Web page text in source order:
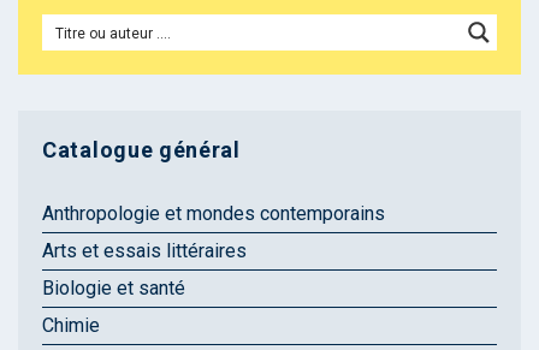
Catalogue général
Anthropologie et mondes contemporains
Arts et essais littéraires
Biologie et santé
Chimie